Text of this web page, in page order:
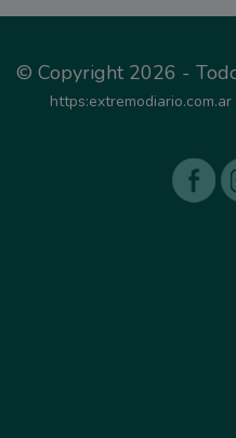
© Copyright 2026 -
https:extremodiario.com.ar